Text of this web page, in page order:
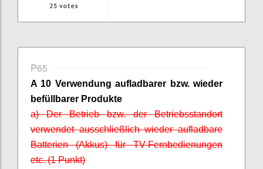
25 votes
P65
A 10 Verwendung aufladbarer bzw. wieder
befüllbarer Produkte
a) Der Betrieb bzw. der Betriebsstandort
verwendet ausschließlich wieder aufladbare
Batterien (Akkus) für TV-Fernbedienungen
etc. (1 Punkt)